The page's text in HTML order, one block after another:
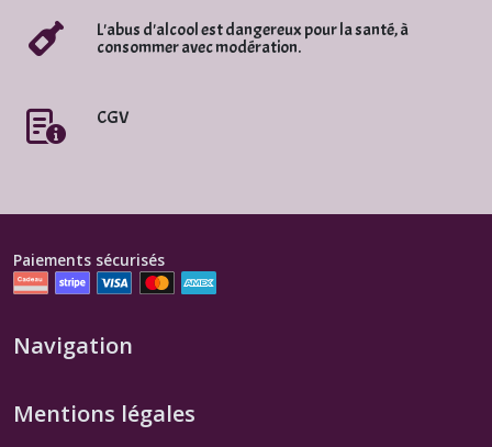
L'abus d'alcool est dangereux pour la santé, à
consommer avec modération.
CGV
Paiements sécurisés
Navigation
Mentions légales